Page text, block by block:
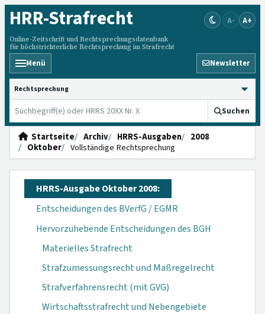
HRR-Strafrecht
Online-Zeitschrift und Rechtsprechungsdatenbank
für höchstrichterliche Rechtsprechung im Strafrecht
A- A+
Menü Newsletter
HRRS durchsuchen
Suchen
Startseite Archiv HRRS-Ausgaben
2008
Oktober
Vollständige Rechtsprechung
HRRS-Ausgabe Oktober 2008:
Entscheidungen des BVerfG / EGMR
Hervorzuhebende Entscheidungen des BGH
Materielles Strafrecht
Strafzumessungsrecht und Maßregelrecht
Strafverfahrensrecht (mit GVG)
Wirtschaftsstrafrecht und Nebengebiete